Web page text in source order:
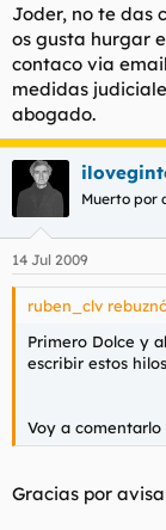
Joder, no te das
os gusta hurgar
contaco via
medidas
abogado.
Muerto por
14 Jul 2009
ruben_clv
Primero Dolce y
escribir estos
Voy a comentarlo
Gracias por